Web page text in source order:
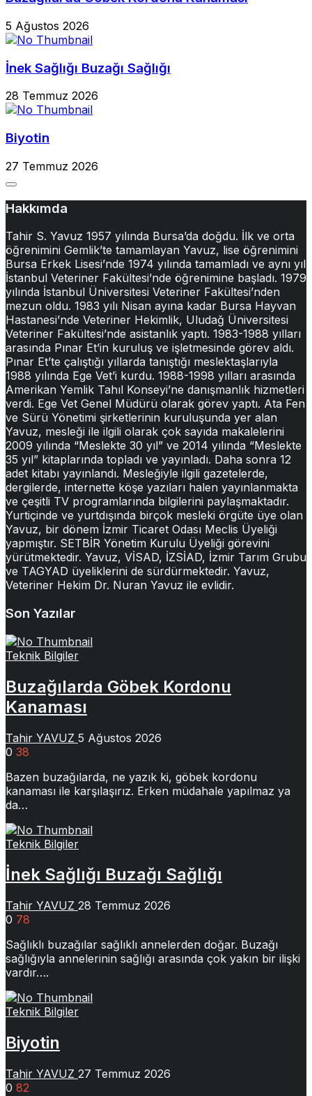
5 Ağustos 2026
İnek Sağlığı Buzağı Sağlığı
28 Temmuz 2026
Biyotin
27 Temmuz 2026
Hakkımda
Tahir S. Yavuz 1957 yılında Bursa’da doğdu. İlk ve orta
öğrenimini Gemlik’te tamamlayan Yavuz, lise öğrenimini
Bursa Erkek Lisesi’nde 1974 yılında tamamladı ve aynı yıl
İstanbul Veteriner Fakültesi’nde öğrenimine başladı. 1979
yılında İstanbul Üniversitesi Veteriner Fakültesi’nden
mezun oldu. 1983 yılı Nisan ayına kadar Bursa Hayvan
Hastanesi’nde Veteriner Hekimlik, Uludağ Üniversitesi
Veteriner Fakültesi’nde asistanlık yaptı. 1983-1988 yılları
arasında Pınar Et’in kuruluş ve işletmesinde görev aldı.
Pınar Et’te çalıştığı yıllarda tanıştığı meslektaşlarıyla
1988 yılında Ege Vet’i kurdu. 1988-1998 yılları arasında
Amerikan Yemlik Tahıl Konseyi’ne danışmanlık hizmetleri
verdi. Ege Vet Genel Müdürü olarak görev yaptı. Ata Fen
ve Sürü Yönetimi şirketlerinin kuruluşunda yer alan
Yavuz, mesleği ile ilgili olarak çok sayıda makalelerini
2009 yılında “Meslekte 30 yıl” ve 2014 yılında “Meslekte
35 yıl” kitaplarında topladı ve yayınladı. Daha sonra 12
adet kitabı yayınlandı. Mesleğiyle ilgili gazetelerde,
dergilerde, internette köşe yazıları halen yayınlanmakta
ve çeşitli TV programlarında bilgilerini paylaşmaktadır.
Yurtiçinde ve yurtdışında birçok mesleki örgüte üye olan
Yavuz, bir dönem İzmir Ticaret Odası Meclis Üyeliği
yapmıştır. SETBİR Yönetim Kurulu Üyeliği görevini
yürütmektedir. Yavuz, VİSAD, İZSİAD, İzmir Tarım Grubu
ve TAGYAD üyeliklerini de sürdürmektedir. Yavuz,
Veteriner Hekim Dr. Nuran Yavuz ile evlidir.
Son Yazılar
Teknik Bilgiler
Buzağılarda Göbek Kordonu
Kanaması
Tahir YAVUZ 5 Ağustos 2026
0 38
Bazen buzağılarda, ne yazık ki, göbek kordonu
kanaması ile karşılaşırız. Erken müdahale yapılmaz ya
da…
Teknik Bilgiler
İnek Sağlığı Buzağı Sağlığı
Tahir YAVUZ 28 Temmuz 2026
0 78
Sağlıklı buzağılar sağlıklı annelerden doğar. Buzağı
sağlığıyla annelerinin sağlığı arasında çok yakın bir ilişki
vardır….
Teknik Bilgiler
Biyotin
Tahir YAVUZ 27 Temmuz 2026
0 82